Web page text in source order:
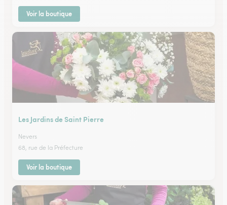
Voir la boutique
Les Jardins de Saint Pierre
Nevers
68, rue de la Préfecture
Voir la boutique